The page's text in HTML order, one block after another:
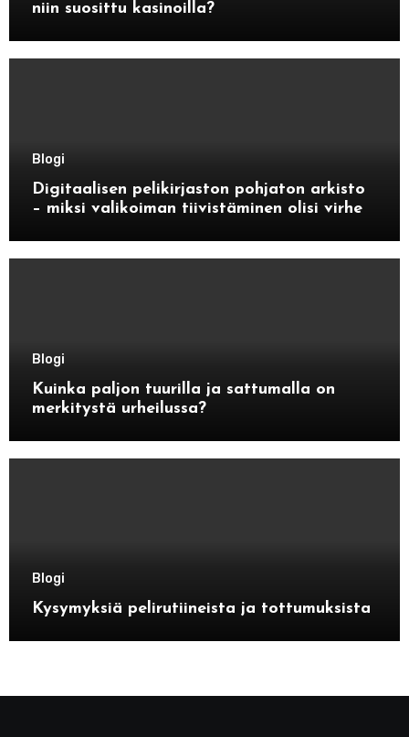
niin suosittu kasinoilla?
Blogi
Digitaalisen pelikirjaston pohjaton arkisto
– miksi valikoiman tiivistäminen olisi virhe
Blogi
Kuinka paljon tuurilla ja sattumalla on
merkitystä urheilussa?
Blogi
Kysymyksiä pelirutiineista ja tottumuksista